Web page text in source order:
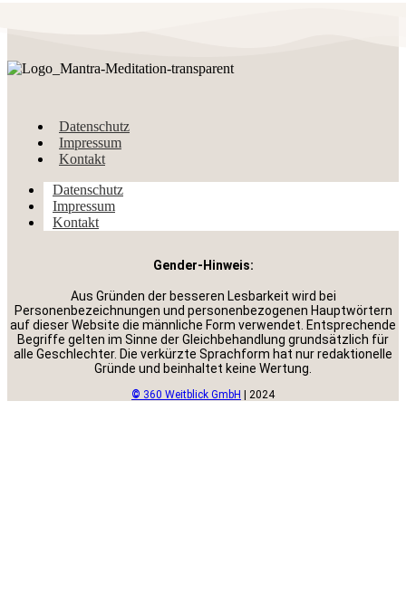
Datenschutz
Impressum
Kontakt
Datenschutz
Impressum
Kontakt
Gender-Hinweis:
Aus Gründen der besseren Lesbarkeit wird bei
Personenbezeichnungen und personenbezogenen Hauptwörtern
auf dieser Website die männliche Form verwendet. Entsprechende
Begriffe gelten im Sinne der Gleichbehandlung grundsätzlich für
alle Geschlechter. Die verkürzte Sprachform hat nur redaktionelle
Gründe und beinhaltet keine Wertung.
© 360 Weitblick GmbH | 2024